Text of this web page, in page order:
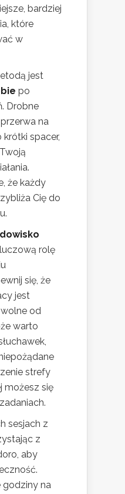
bardziej
które
w
jest
po
Drobne
na
spacer,
że każdy
Cię do
rolę
się, że
jest
od
warto
strefy
możesz się
sesjach z
z
aby
godziny na